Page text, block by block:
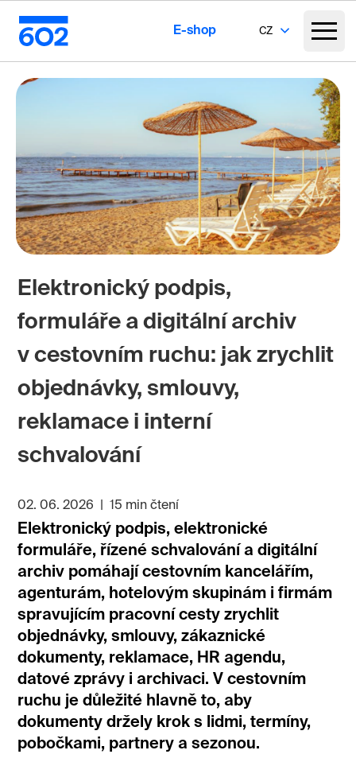
E-shop CZ
Elektronický podpis,
formuláře a digitální archiv
v cestovním ruchu: jak zrychlit
objednávky, smlouvy,
reklamace i interní
schvalování
02. 06. 2026 15 min čtení
Elektronický podpis, elektronické
formuláře, řízené schvalování a digitální
archiv pomáhají cestovním kancelářím,
agenturám, hotelovým skupinám i firmám
spravujícím pracovní cesty zrychlit
objednávky, smlouvy, zákaznické
dokumenty, reklamace, HR agendu,
datové zprávy i archivaci. V cestovním
ruchu je důležité hlavně to, aby
dokumenty držely krok s lidmi, termíny,
pobočkami, partnery a sezonou.